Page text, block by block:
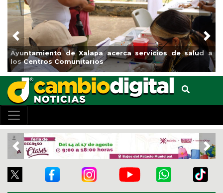
salud a
Municipio arrancará primera etapa de
el boulevard 5 de febrero
Previous
Previous